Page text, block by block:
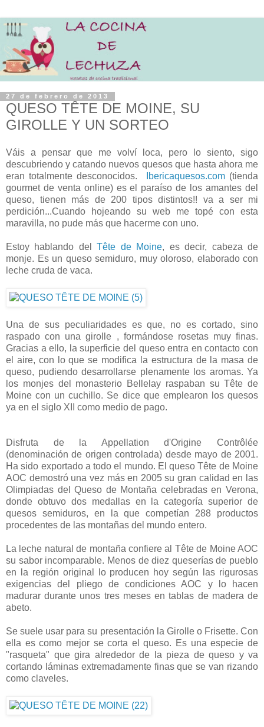
27 de febrero de 2013
QUESO TÊTE DE MOINE, SU
GIROLLE Y UN SORTEO
Váis a pensar que me volví loca, pero lo siento, sigo
descubriendo y catando nuevos quesos que hasta ahora me
eran totalmente desconocidos.
Ibericaquesos.com (tienda
gourmet de venta online) es el paraíso de los amantes del
queso, tienen más de 200 tipos distintos!! va a ser mi
perdición...Cuando hojeando su web me topé con esta
maravilla, no pude más que hacerme con uno.
Estoy hablando delTête de Moine, es decir, cabeza de
monje. Es un queso semiduro, muy oloroso, elaborado con
leche cruda de vaca.
Una de sus peculiaridades es que, no es cortado, sino
raspado con una girolle , formándose rosetas muy finas.
Gracias a ello, la superficie del queso entra en contacto con
el aire, con lo que se modifica la estructura de la masa de
queso, pudiendo desarrollarse plenamente los aromas. Ya
los monjes del monasterio Bellelay raspaban su Tête de
Moine con un cuchillo. Se dice que emplearon los quesos
ya en el siglo XII como medio de pago.
Disfruta de la Appellation d'Origine Contrôlée
(denominación de origen controlada) desde mayo de 2001.
Ha sido exportado a todo el mundo. El queso Tête de Moine
AOC demostró una vez más en 2005 su gran calidad en las
Olimpiadas del Queso de Montaña celebradas en Verona,
donde obtuvo dos medallas en la categoría superior de
quesos semiduros, en la que competían 288 productos
procedentes de las montañas del mundo entero.
La leche natural de montaña confiere al Tête de Moine AOC
su sabor incomparable. Menos de diez queserías de pueblo
en la región original lo producen hoy según las rigurosas
exigencias del pliego de condiciones AOC y lo hacen
madurar durante unos tres meses en tablas de madera de
abeto.
Se suele usar para su presentación la Girolle o Frisette. Con
ella es como mejor se corta el queso. Es una especie de
"rasqueta" que gira alrededor de la pieza de queso y va
cortando láminas extremadamente finas que se van rizando
como claveles.